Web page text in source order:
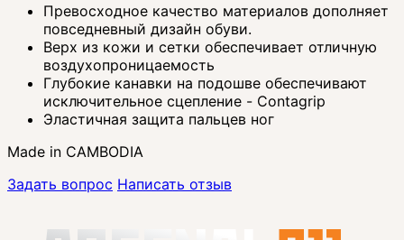
Превосходное качество материалов дополняет
повседневный дизайн обуви.
Верх из кожи и сетки обеспечивает отличную
воздухопроницаемость
Глубокие канавки на подошве обеспечивают
исключительное сцепление - Contagrip
Эластичная защита пальцев ног
Made in CAMBODIA
Задать вопрос Написать отзыв